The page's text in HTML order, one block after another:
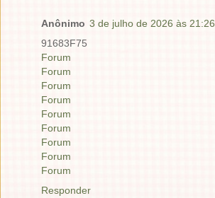
Anônimo 3 de julho de 2026 às 21:26
91683F75
Forum
Forum
Forum
Forum
Forum
Forum
Forum
Forum
Forum
Responder